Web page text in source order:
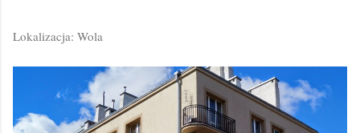
Lokalizacja: Wola